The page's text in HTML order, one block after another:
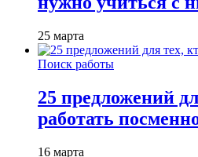
25 марта
Поиск работы
25 предложений
работать
16 марта